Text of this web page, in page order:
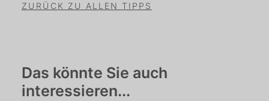
ZURÜCK ZU ALLEN TIPPS
Das könnte Sie auch
interessieren...